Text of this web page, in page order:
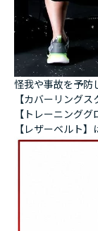
怪我や事故を予防
【カバーリング
【トレーニング
【レザーベルト】